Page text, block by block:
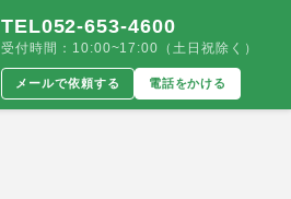
TEL052-653-4600
受付時間：10:00~17:00（土日祝除く）
メールで依頼する 電話をかける